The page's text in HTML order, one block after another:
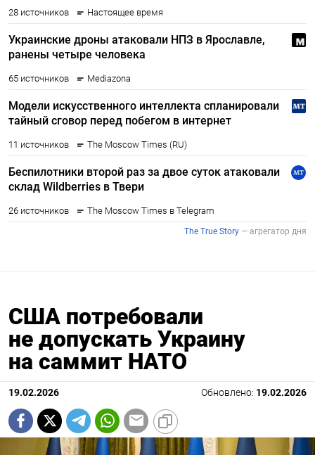
США потребовали
не допускать Украину
на саммит НАТО
19.02.2026 Обновлено: 19.02.2026